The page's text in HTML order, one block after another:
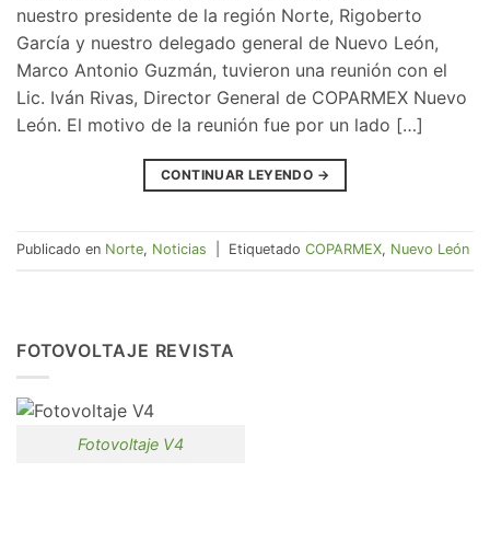
nuestro presidente de la región Norte, Rigoberto
García y nuestro delegado general de Nuevo León,
Marco Antonio Guzmán, tuvieron una reunión con el
Lic. Iván Rivas, Director General de COPARMEX Nuevo
León. El motivo de la reunión fue por un lado […]
CONTINUAR LEYENDO →
Publicado en Norte, Noticias Etiquetado COPARMEX, Nuevo León
FOTOVOLTAJE REVISTA
Fotovoltaje V4